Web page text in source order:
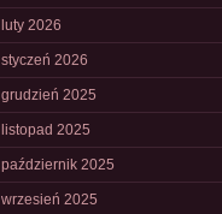
luty 2026
styczeń 2026
grudzień 2025
listopad 2025
październik 2025
wrzesień 2025